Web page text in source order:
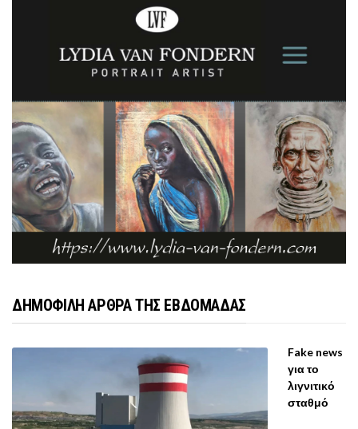
ΔΗΜΟΦΙΛΗ ΑΡΘΡΑ ΤΗΣ ΕΒΔΟΜΑΔΑΣ
Fake news
για το
λιγνιτικό
σταθμό